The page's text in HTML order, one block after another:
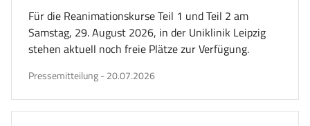
Für die Reanimationskurse Teil 1 und Teil 2 am
Samstag, 29. August 2026, in der Uniklinik Leipzig
stehen aktuell noch freie Plätze zur Verfügung.
Pressemitteilungveröffentlicht
- 20.07.2026